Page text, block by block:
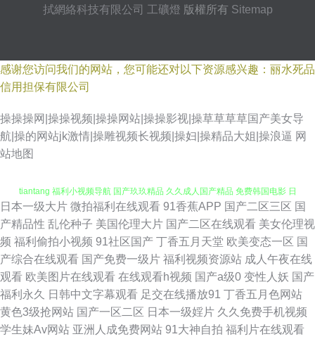
拭網絡科技有限公司 工礦燈 版權所有 Sitemap
感谢您访问我们的网站，您可能还对以下资源感兴趣：丽水死品
信用担保有限公司
操操操网|操操视频|操操网站|操操影视|操草草草草国产美女导
航|操的网站jk激情|操雕视频长视频|操妇|操精品大姐|操浪逼 网
站地图
国产精品成人一区二区 日韩在线久久 a∨日本手机在线免费视频 电影
本色导航 微拍福利69 怡红院久草 91传媒my 91人妻超碰在线 97资源站人妻
91com男女 成人午夜福利视频在线观看 久久综合亚洲色综合 青青草免费在
线视频 天堂影院电影在线观看 中文字幕在线熟女 电影下载免费下载网站 久
日本一级大片 微拍福利在线观看 91香蕉APP 国产二区三区 国
产精品性 乱伦种子 美国伦理大片 国产二区在线观看 美女伦理视
频 福利偷拍小视频 91社区国产 丁香五月天堂 欧美变态一区 国
产综合在线观看 国产免费一级片 福利视频资源站 成人午夜在线
观看 欧美图片在线观看 在线观看h视频 国产a级0 变性人妖 国产
福利永久
日韩中文字幕观看 足交在线播放91 丁香五月色网站
黄色3级抢网站 国产一区二区 日本一级婬片 久久免费手机视频
学生妹Av网站 亚洲人成免费网站 91大神自拍 福利片在线观看